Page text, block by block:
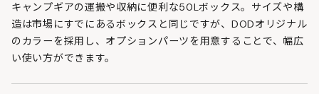
キャンプギアの運搬や収納に便利な50Lボックス。サイズや構
造は市場にすでにあるボックスと同じですが、DODオリジナル
のカラーを採用し、オプションパーツを用意することで、幅広
い使い方ができます。